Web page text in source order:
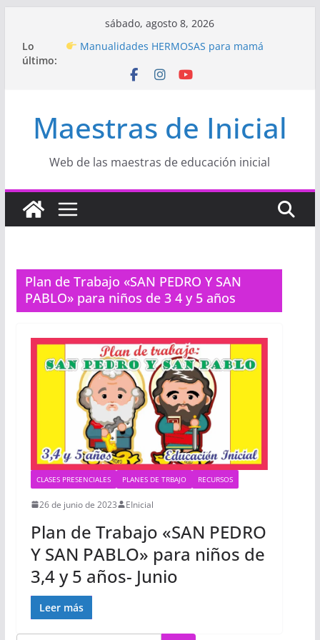
contenido
sábado, agosto 8, 2026
Lo
último:
Hermosos dibujos para MAMÁ: colorea con
amor en Inicial
Manualidades HERMOSAS para mamá
(fáciles y llenas de amor)
Proyecto
“Celebramos con Alegría la Semana
de la Educación Inicial»
Proyecto de Aprendizaje
Un regalo para
Mamá hecho con amor
Maestras de Inicial
Web de las maestras de educación inicial
Plan de Trabajo «SAN PEDRO Y SAN
PABLO» para niños de 3 4 y 5 años
CLASES PRESENCIALES PLANES DE TRBAJO RECURSOS
26 de junio de 2023 EInicial
Plan de Trabajo «SAN PEDRO
Y SAN PABLO» para niños de
3,4 y 5 años- Junio
Leer más